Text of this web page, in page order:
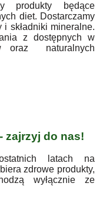
produkty będące
diet. Dostarczamy
i składniki mineralne.
z dostępnych w
oraz naturalnych
zajrzyj do nas!
latach na
zdrowe produkty,
wyłącznie ze